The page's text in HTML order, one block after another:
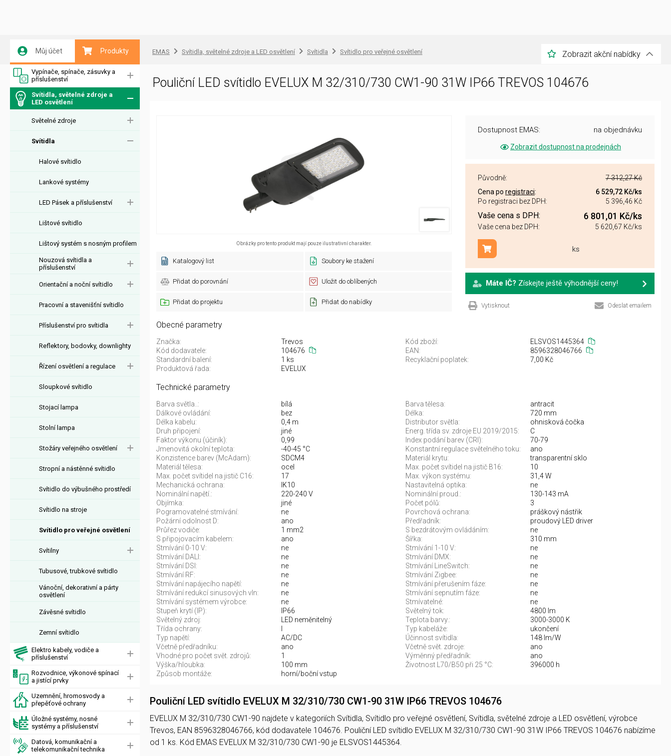
Můj účet Produkty
Vypínače, spínače, zásuvky a
příslušenství
Svítidla, světelné zdroje a
LED osvětlení
Světelné zdroje
Svítidla
Halové svítidlo
Lankové systémy
LED Pásek a příslušenství
Lištové svítidlo
Lištový systém s nosným profilem
Nouzová svítidla a
příslušenství
Orientační a noční svítidlo
Pracovní a stavenišťní svítidlo
Příslušenství pro svítidla
Reflektory, bodovky, downlighty
Řízení osvětlení a regulace
Sloupkové svítidlo
Stojací lampa
Stolní lampa
Stožáry veřejného osvětlení
Stropní a nástěnné svítidlo
Svítidlo do výbušného prostředí
Svítidlo na stroje
Svítidlo pro veřejné osvětlení
Svítilny
Tubusové, trubkové svítidlo
Vánoční, dekorativní a párty
osvětlení
Závěsné svítidlo
Zemní svítidlo
Elektro kabely, vodiče a
příslušenství
Rozvodnice, výkonové spínací
a jistící prvky
Uzemnění, hromosvody a
přepěťové ochrany
Úložné systémy, nosné
systémy a příslušenství
Datová, komunikační a
telekomunikační technika
EMAS Svítidla, světelné zdroje a LED osvětlení Svítidla Svítidlo pro veřejné osvětlení Zobrazit akční nabídky
Pouliční LED svítidlo EVELUX M 32/310/730 CW1-90 31W IP66 TREVOS 104676
Obrázky pro tento produkt mají pouze ilustrativní charakter.
Katalogový list Soubory ke stažení
Přidat do porovnání Uložit do oblíbených
Přidat do projektu Přidat do nabídky
Dostupnost EMAS: na objednávku
Zobrazit dostupnost na prodejnách
Původně:
7 312,27 Kč
Cena po registraci: 6 529,72 Kč/ks
Po registraci bez DPH:
5 396,46 Kč
Vaše cena s DPH: 6 801,01 Kč/ks
Vaše cena bez DPH: 5 620,67 Kč/ks
ks
Přidat do košíku
Máte IČ? Získejte ještě výhodnější ceny!
Vytisknout Odeslat emailem
Obecné parametry
Značka: Trevos Kód zboží:
ELSVOS1445364
Kód dodavatele:
104676 EAN:
8596328046766
Standardní balení:
1 ks Recyklační poplatek:
7,00 Kč
Produktová řada:
EVELUX
Technické parametry
Barva světla..: bílá Barva tělesa:
antracit
Dálkové ovládání:
bez Délka:
720 mm
Délka kabelu:
0,4 m Distributor světla:
ohnisková čočka
Druh připojení:
jiné Energ. třída sv. zdroje EU 2019/2015:
C
Faktor výkonu (účiník):
0,99 Index podání barev (CRI):
70-79
Jmenovitá okolní teplota:
-40-45 °C Konstantní regulace světelného toku:
ano
Konzistence barev (McAdam):
SDCM4 Materiál krytu:
transparentní sklo
Materiál tělesa:
ocel Max. počet svítidel na jistič B16:
10
Max. počet svítidel na jistič C16:
17 Max. výkon systému:
31,4 W
Mechanická ochrana:
IK10 Nastavitelná optika:
ne
Nominální napětí.:
220-240 V Nominální proud.:
130-143 mA
Objímka:
jiné Počet pólů:
3
Pogramovatelné stmívání:
ne Povrchová ochrana:
práškový nástřik
Požární odolnost D:
ano Předřadník:
proudový LED driver
Průřez vodiče:
1 mm2 S bezdrátovým ovládáním:
ne
S připojovacím kabelem:
ano Šířka:
310 mm
Stmívání 0-10 V:
ne Stmívání 1-10 V:
ne
Stmívání DALI:
ne Stmívání DMX:
ne
Stmívání DSI:
ne Stmívání LineSwitch:
ne
Stmívání RF:
ne Stmívání Zigbee:
ne
Stmívání napájecího napětí:
ne Stmívání přerušením fáze:
ne
Stmívání redukcí sinusových vln:
ne Stmívání sepnutím fáze:
ne
Stmívání systémem výrobce:
ne Stmívatelné:
ne
Stupeň krytí (IP):
IP66 Světelný tok:
4800 lm
Světelný zdroj:
LED neměnitelný Teplota barvy.:
3000-3000 K
Třída ochrany:
Typ kabeláže:
ukončení
Typ napětí:
AC/DC Účinnost svítidla:
148 lm/W
Včetně předřadníku:
ano Včetně svět. zdroje:
ano
Vhodné pro počet svět. zdrojů:
1 Výměnný předřadník:
ano
Výška/hloubka:
100 mm Životnost L70/B50 při 25 °C:
396000 h
Způsob montáže:
horní/boční vstup
Pouliční LED svítidlo EVELUX M 32/310/730 CW1-90 31W IP66 TREVOS 104676
EVELUX M 32/310/730 CW1-90 najdete v kategoriích Svítidla, Svítidlo pro veřejné osvětlení, Svítidla, světelné zdroje a LED osvětlení, výrobce
Trevos, EAN 8596328046766, kód dodavatele 104676. Pouliční LED svítidlo EVELUX M 32/310/730 CW1-90 31W IP66 TREVOS 104676 nabízíme
od 1 ks. Kód EMAS EVELUX M 32/310/730 CW1-90 je ELSVOS1445364.